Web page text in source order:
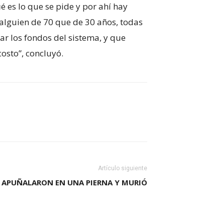
es lo que se pide y por ahí hay
de 70 que de 30 años, todas
los fondos del sistema, y que
concluyó.
Artículo siguiente
APUÑALARON EN UNA PIERNA Y MURIÓ